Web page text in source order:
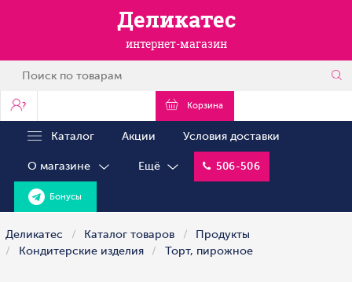
Деликатес
интернет-магазин
? Корзина
Каталог Акции Условия доставки
О магазине Ещё 506-506
Бонусы
Деликатес Каталог товаров
Продукты
Кондитерские изделия
Торт, пирожное